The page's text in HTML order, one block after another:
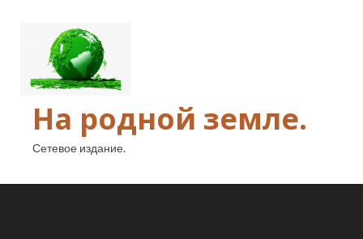
На родной земле.
Сетевое издание.